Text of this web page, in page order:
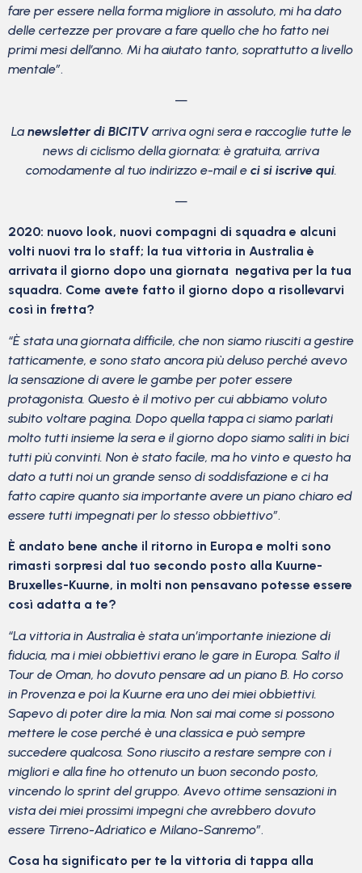
fare per essere nella forma migliore in assoluto, mi ha dato
delle certezze per provare a fare quello che ho fatto nei
primi mesi dell’anno. Mi ha aiutato tanto, soprattutto a livello
mentale”.
—
La newsletter di BICITVarriva ogni sera e raccoglie tutte le
news di ciclismo della giornata: è gratuita, arriva
comodamente al tuo indirizzo e-mail e ci si iscrive qui.
—
2020: nuovo look, nuovi compagni di squadra e alcuni
volti nuovi tra lo staff; la tua vittoria in Australia è
arrivata il giorno dopo una giornata negativa per la tua
squadra. Come avete fatto il giorno dopo a risollevarvi
così in fretta?
“È stata una giornata difficile, che non siamo riusciti a gestire
tatticamente, e sono stato ancora più deluso perché avevo
la sensazione di avere le gambe per poter essere
protagonista. Questo è il motivo per cui abbiamo voluto
subito voltare pagina. Dopo quella tappa ci siamo parlati
molto tutti insieme la sera e il giorno dopo siamo saliti in bici
tutti più convinti. Non è stato facile, ma ho vinto e questo ha
dato a tutti noi un grande senso di soddisfazione e ci ha
fatto capire quanto sia importante avere un piano chiaro ed
essere tutti impegnati per lo stesso obbiettivo”.
È andato bene anche il ritorno in Europa e molti sono
rimasti sorpresi dal tuo secondo posto alla Kuurne-
Bruxelles-Kuurne, in molti non pensavano potesse essere
così adatta a te?
“La vittoria in Australia è stata un’importante iniezione di
fiducia, ma i miei obbiettivi erano le gare in Europa. Salto il
Tour de Oman, ho dovuto pensare ad un piano B. Ho corso
in Provenza e poi la Kuurne era uno dei miei obbiettivi.
Sapevo di poter dire la mia. Non sai mai come si possono
mettere le cose perché è una classica e può sempre
succedere qualcosa. Sono riuscito a restare sempre con i
migliori e alla fine ho ottenuto un buon secondo posto,
vincendo lo sprint del gruppo. Avevo ottime sensazioni in
vista dei miei prossimi impegni che avrebbero dovuto
essere Tirreno-Adriatico e Milano-Sanremo”.
Cosa ha significato per te la vittoria di tappa alla